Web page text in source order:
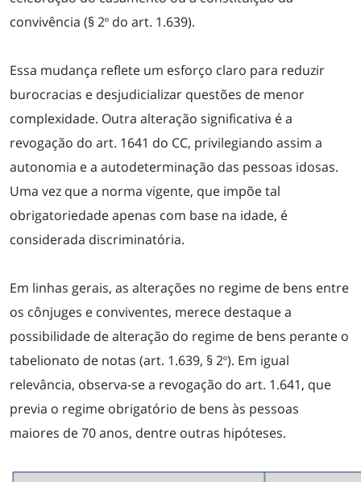
convivência (§ 2º do art. 1.639).
Essa mudança reflete um esforço claro para reduzir
burocracias e desjudicializar questões de menor
complexidade. Outra alteração significativa é a
revogação do art. 1641 do CC, privilegiando assim a
autonomia e a autodeterminação das pessoas idosas.
Uma vez que a norma vigente, que impõe tal
obrigatoriedade apenas com base na idade, é
considerada discriminatória.
Em linhas gerais, as alterações no regime de bens entre
os cônjuges e conviventes, merece destaque a
possibilidade de alteração do regime de bens perante o
tabelionato de notas (art. 1.639, § 2º). Em igual
relevância, observa-se a revogação do art. 1.641, que
previa o regime obrigatório de bens às pessoas
maiores de 70 anos, dentre outras hipóteses.